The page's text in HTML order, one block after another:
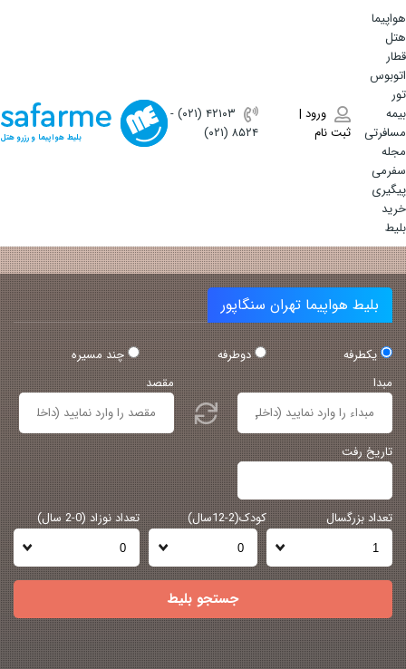
هواپیما
هتل
قطار
اتوبوس
تور
بیمه
مسافرتی
مجله
سفرمی
پیگیری
خرید
بلیط
ورود |
ثبت نام
(۰۲۱) ۴٢١٠٣
-
(۰۲۱) ۸۵۲۴
بلیط هواپیما و رزرو هتل
بلیط هواپیما تهران سنگاپور
یکطرفه دوطرفه
چند مسیره
مبدا
مقصد
تاریخ رفت
تعداد بزرگسال کودک(2-12سال) تعداد نوزاد (0-2 سال)
جستجو بلیط